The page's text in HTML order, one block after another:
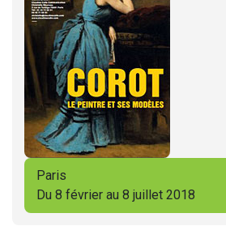
Paris
Du 8 février au 8 juillet 2018